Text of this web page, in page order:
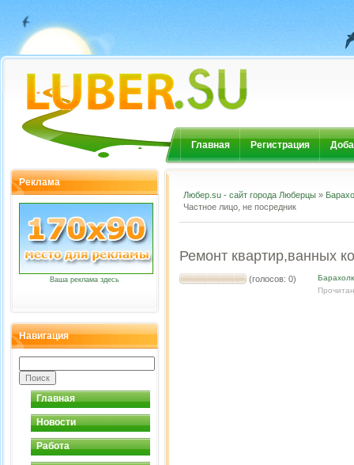
Главная Регистрация
Реклама
Ваша реклама здесь
Навигация
Главная
Новости
Работа
Любер.su - сайт города Люберцы »
Частное лицо, не посредник
Ремонт квартир,ванных
(голосов: 0)